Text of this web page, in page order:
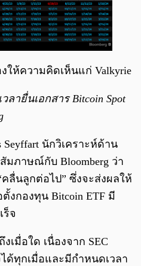
ให้ความคิดเห็นแก่ Valkyrie
ายื่นเอกสาร Bitcoin Spot
Seyffart นักวิเคราะห์ด้าน
มภาษณ์กับ Bloomberg ว่า
คลื่นลูกต่อไป” ซึ่งจะส่งผลให้
งกองทุน Bitcoin ETF มี
ร็จ
เมื่อใด เนื่องจาก SEC
ด้ทุกเมื่อและมีกำหนดเวลา